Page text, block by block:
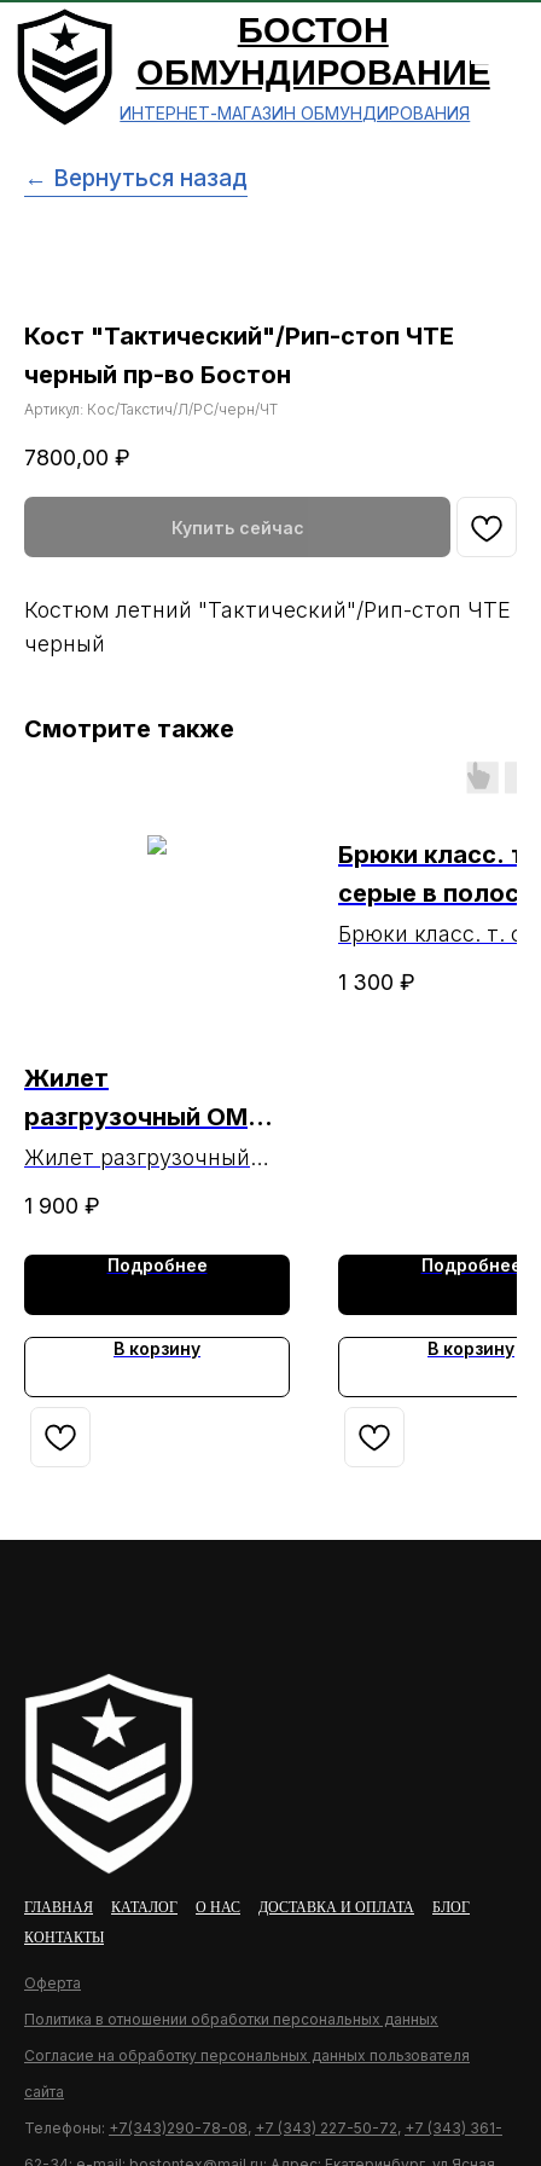
БОСТОН
ОБМУНДИРОВАНИЕ
ИНТЕРНЕТ-МАГАЗИН ОБМУНДИРОВАНИЯ
← Вернуться назад
Кост "Тактический"/Рип-стоп ЧТЕ
черный пр-во Бостон
Артикул: Кос/Такстич/Л/РС/черн/ЧТ
7800,00 ₽
Купить сейчас
Костюм летний "Тактический"/Рип-стоп ЧТЕ
черный
Смотрите также
Жилет
разгрузочный ОМОН
МАРКА (ЧЗ
01.04.24г.)
Жилет разгрузочный
ОМОН МАРКА
1 900 ₽
Подробнее
В корзину
Брюки класс. т.
серые в
804
МАРКА (ЧЗ ин
Брюки класс. т.
полоску Б 804
1 300 ₽
Подробнее
В корзину
ГЛАВНАЯ КАТАЛОГ О НАС ДОСТАВКА И ОПЛАТА
БЛОГ
КОНТАКТЫ
Оферта
Политика в отношении обработки персональных данных
Согласие на обработку персональных данных пользователя
сайта
Телефоны: +7(343)290-78-08, +7 (343) 227-50-72, +7 (343) 361-